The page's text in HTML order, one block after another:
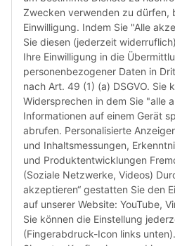
Zwecken verwenden zu dürfen,
Einwilligung. Indem Sie "Alle
Sie diesen (jederzeit
Ihre Einwilligung in die
personenbezogener Daten in
nach Art. 49 (1) (a) DSGVO. Sie
Widersprechen in dem Sie "alle
Informationen auf einem Gerät
abrufen. Personalisierte
und Inhaltsmessungen,
und Produktentwicklungen
(Soziale Netzwerke, Videos)
akzeptieren“ gestatten Sie den
auf unserer Website: YouTube,
Sie können die Einstellung
(Fingerabdruck-Icon links